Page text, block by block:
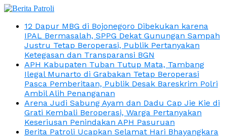
12 Dapur MBG di Bojonegoro Dibekukan karena
IPAL Bermasalah, SPPG Dekat Gunungan Sampah
Justru Tetap Beroperasi, Publik Pertanyakan
Ketegasan dan Transparansi BGN
APH Kabupaten Tuban Tutup Mata, Tambang
Ilegal Munarto di Grabakan Tetap Beroperasi
Pasca Pemberitaan, Publik Desak Bareskrim Polri
Ambil Alih Penanganan
Arena Judi Sabung Ayam dan Dadu Cap Jie Kie di
Grati Kembali Beroperasi, Warga Pertanyakan
Keseriusan Penindakan APH Pasuruan
Berita Patroli Ucapkan Selamat Hari Bhayangkara